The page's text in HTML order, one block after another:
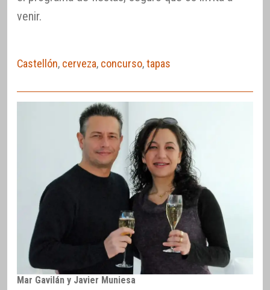
venir.
Castellón, cerveza, concurso,tapas
Mar Gavilán y Javier Muniesa